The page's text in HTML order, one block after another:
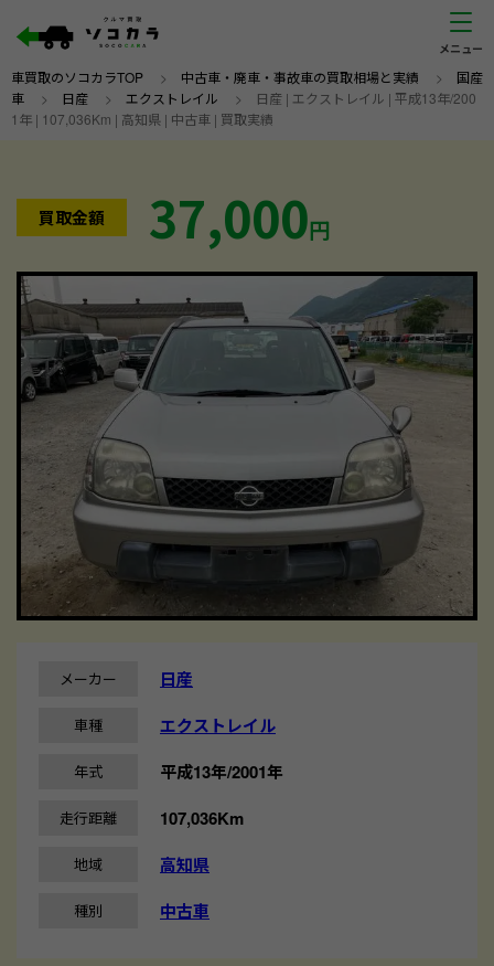
車買取のソコカラTOP > 中古車・廃車・事故車の買取相場と実績 > 国産
車 > 日産 > エクストレイル >
日産 | エクストレイル | 平成13年/200
1年 | 107,036Km | 高知県 | 中古車 | 買取実績
買取金額 37,000円
メーカー 日産
車種 エクストレイル
年式 平成13年/2001年
走行距離 107,036Km
地域 高知県
種別 中古車